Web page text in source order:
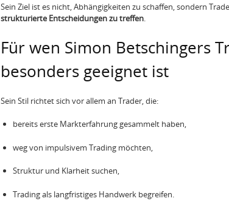
Sein Ziel ist es nicht, Abhängigkeiten zu schaffen, sondern
strukturierte Entscheidungen zu treffen
Für wen Simon Betschingers
besonders geeignet ist
Sein Stil richtet sich vor allem an Trader, die:
bereits erste Markterfahrung gesammelt haben,
weg von impulsivem Trading möchten,
Struktur und Klarheit suchen,
Trading als langfristiges Handwerk begreifen.